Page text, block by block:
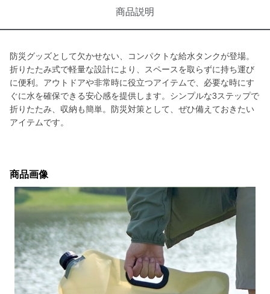
商品説明
防災グッズとして欠かせない、コンパクトな給水タンクが登場。
折りたたみ式で軽量な設計により、スペースを取らずに持ち運び
に便利。アウトドアや非常時に役立つアイテムで、必要な時にす
ぐに水を確保できる安心感を提供します。シンプルな3ステップで
折りたたみ、収納も簡単。防災対策として、ぜひ備えておきたい
アイテムです。
商品画像